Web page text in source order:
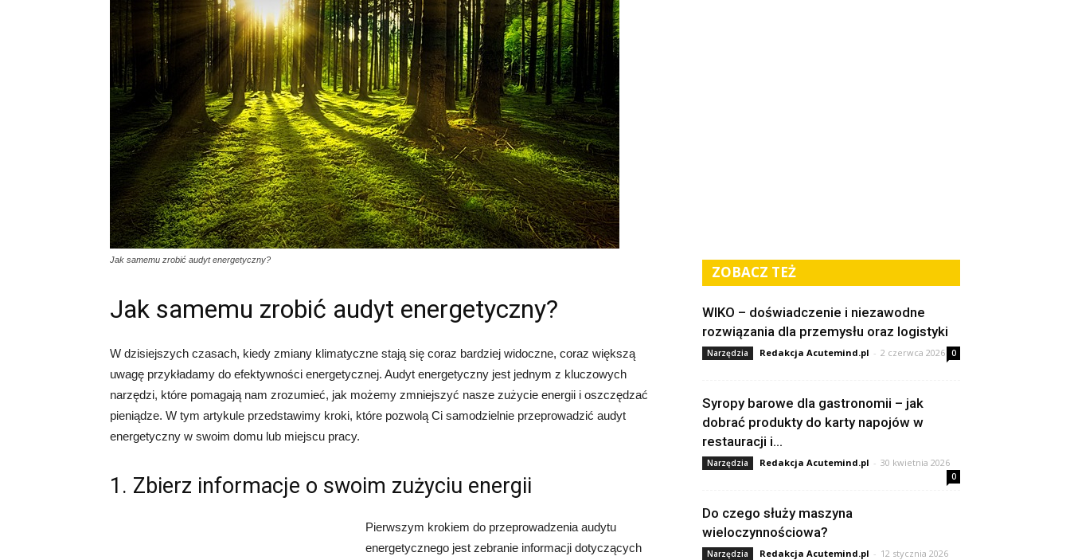
Jak samemu zrobić audyt energetyczny?
Jak samemu zrobić audyt energetyczny?
W dzisiejszych czasach, kiedy zmiany klimatyczne stają się coraz bardziej widoczne, coraz większą
uwagę przykładamy do efektywności energetycznej. Audyt energetyczny jest jednym z kluczowych
narzędzi, które pomagają nam zrozumieć, jak możemy zmniejszyć nasze zużycie energii i oszczędzać
pieniądze. W tym artykule przedstawimy kroki, które pozwolą Ci samodzielnie przeprowadzić audyt
energetyczny w swoim domu lub miejscu pracy.
1. Zbierz informacje o swoim zużyciu energii
Pierwszym krokiem do przeprowadzenia audytu
energetycznego jest zebranie informacji dotyczących
ZOBACZ TEŻ
WIKO – doświadczenie i niezawodne
rozwiązania dla przemysłu oraz logistyki
Narzędzia Redakcja Acutemind.pl - 2 czerwca 2026 0
Syropy barowe dla gastronomii – jak
dobrać produkty do karty napojów w
restauracji i...
Narzędzia Redakcja Acutemind.pl - 30 kwietnia 2026
0
Do czego służy maszyna
wieloczynnościowa?
Narzędzia Redakcja Acutemind.pl - 12 stycznia 2026